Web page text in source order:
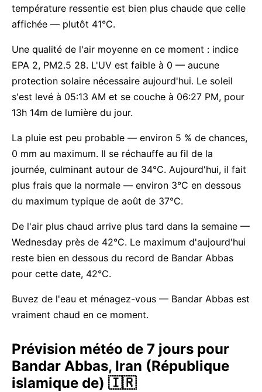
température ressentie est bien plus chaude que celle
affichée — plutôt 41°C.
Une qualité de l'air moyenne en ce moment : indice
EPA 2, PM2.5 28. L'UV est faible à 0 — aucune
protection solaire nécessaire aujourd'hui. Le soleil
s'est levé à 05:13 AM et se couche à 06:27 PM, pour
13h 14m de lumière du jour.
La pluie est peu probable — environ 5 % de chances,
0 mm au maximum. Il se réchauffe au fil de la
journée, culminant autour de 34°C. Aujourd'hui, il fait
plus frais que la normale — environ 3°C en dessous
du maximum typique de août de 37°C.
De l'air plus chaud arrive plus tard dans la semaine —
Wednesday près de 42°C. Le maximum d'aujourd'hui
reste bien en dessous du record de Bandar Abbas
pour cette date, 42°C.
Buvez de l'eau et ménagez-vous — Bandar Abbas est
vraiment chaud en ce moment.
Prévision météo de 7 jours pour
Bandar Abbas, Iran (République
islamique de) 🇮🇷